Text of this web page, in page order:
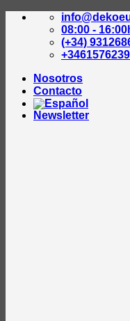
Saltar
contenido
08:00 -
(+34)
Nosotros
Contacto
Newsletter